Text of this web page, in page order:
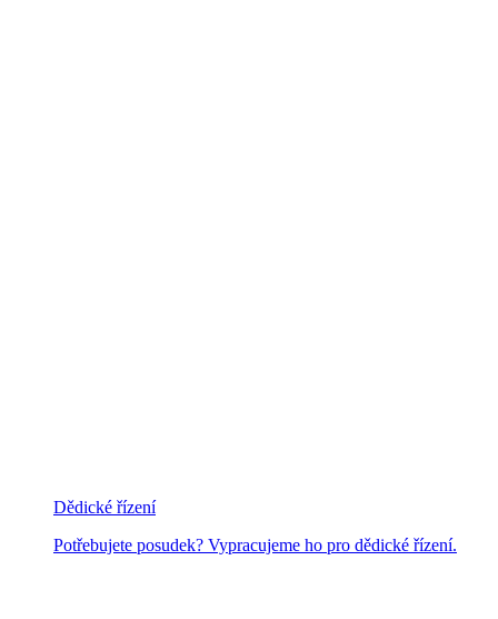
Dědické řízení
Potřebujete posudek? Vypracujeme ho pro dědické řízení.